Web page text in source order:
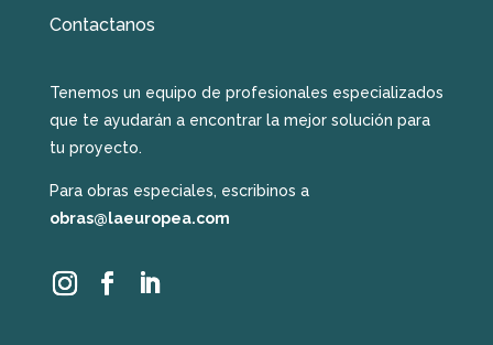
Contactanos
Tenemos un equipo de profesionales especializados
que te ayudarán a encontrar la mejor solución para
tu proyecto.
Para obras especiales, escribinos a
obras@laeuropea.com